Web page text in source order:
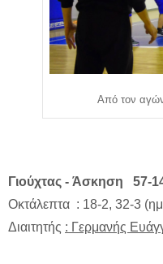
Από τον
Γιούχτας - Άσκηση 57-
Οκτάλεπτα : 18-2, 32-3
Διαιτητής : Γερμανής